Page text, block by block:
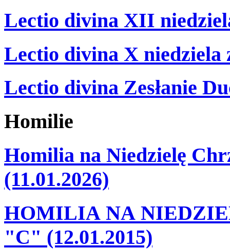
Lectio divina XII
Lectio divina X niedziela
Lectio divina Zesłanie
Homilie
Homilia na Niedzielę
(11.01.2026)
HOMILIA NA
"C" (12.01.2015)